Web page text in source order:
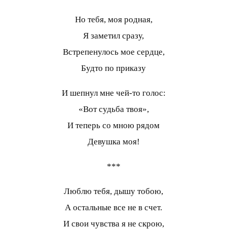
Но тебя, моя родная,
Я заметил сразу,
Встрепенулось мое сердце,
Будто по приказу
И шепнул мне чей-то голос:
«Вот судьба твоя»,
И теперь со мною рядом
Девушка моя!
***
Люблю тебя, дышу тобою,
А остальные все не в счет.
И свои чувства я не скрою,